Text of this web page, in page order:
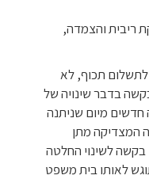
ריבית והצמדה,
תכוף, לא
בדבר שינויה של
מיום שניתנה
המצדיקה מתן
לשינוי החלטה
לאותו בית משפט